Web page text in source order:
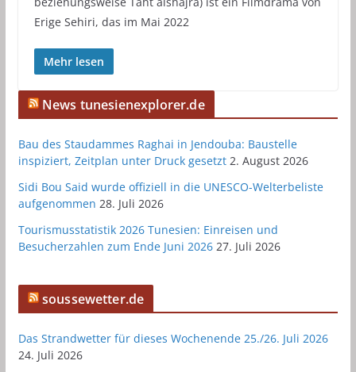
Erige Sehiri, das im Mai 2022
Mehr lesen
News tunesienexplorer.de
Bau des Staudammes Raghai in Jendouba: Baustelle
inspiziert, Zeitplan unter Druck gesetzt 2. August 2026
Sidi Bou Said wurde offiziell in die UNESCO-Welterbeliste
aufgenommen 28. Juli 2026
Tourismusstatistik 2026 Tunesien: Einreisen und
Besucherzahlen zum Ende Juni 2026 27. Juli 2026
soussewetter.de
Das Strandwetter für dieses Wochenende 25./26. Juli 2026
24. Juli 2026